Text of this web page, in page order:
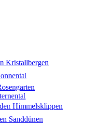
Kristallbergen
Himmelsklippen
Sanddünen